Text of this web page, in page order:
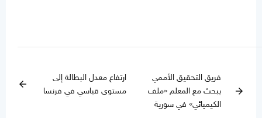
arrow_forward
فريق التحقيق الأممي
يبحث مع المعلم «ملف
الكيميائي» في سورية
ارتفاع معدل البطالة إلى
مستوى قياسي في فرنسا
arrow_back